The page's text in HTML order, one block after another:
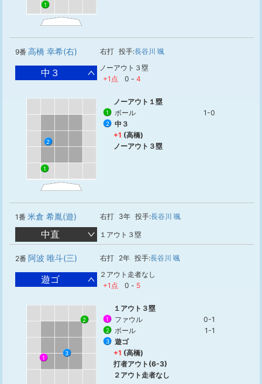
1
9番 高橋 幸希(右) 右打 投手:長谷川 颯
中３
ノーアウト３塁
+1点
0 - 4
1
2
ノーアウト１塁
1 ボール 1-0
2
中３
+1 (高橋)
ノーアウト３塁
1番 米倉 希胤(遊) 右打 3年 投手:長谷川 颯
中直 １アウト３塁
2番 阿波 唯斗(三) 右打 2年 投手:長谷川 颯
遊ゴ
２アウト走者なし
+1点
0 - 5
1
2
3
１アウト３塁
1 ファウル 0-1
2 ボール 1-1
3
遊ゴ
+1 (高橋)
打者アウト(6-3)
２アウト走者なし